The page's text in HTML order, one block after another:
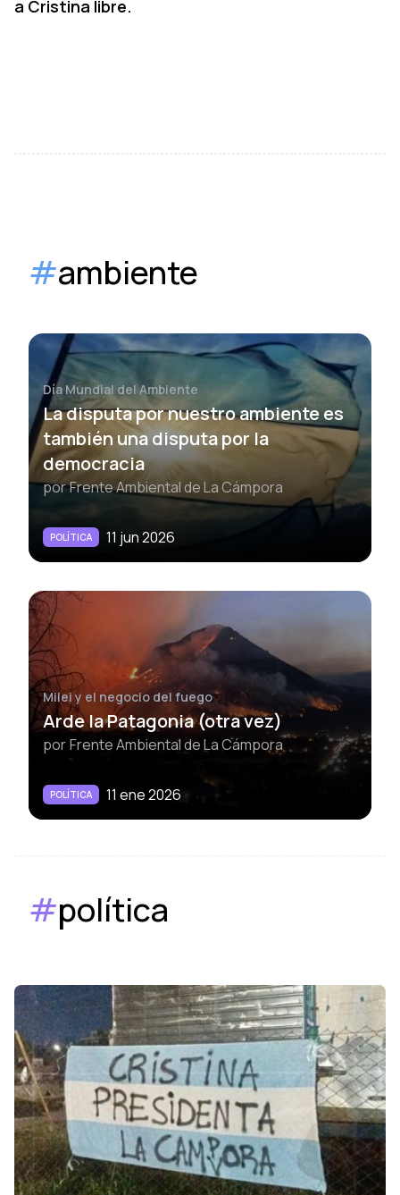
a Cristina libre.
#ambiente
Día Mundial del Ambiente
La disputa por nuestro ambiente es
también una disputa por la
democracia
porFrente Ambiental de La Cámpora
POLÍTICA 11 jun 2026
Milei y el negocio del fuego
Arde la Patagonia (otra vez)
porFrente Ambiental de La Cámpora
POLÍTICA 11 ene 2026
#política